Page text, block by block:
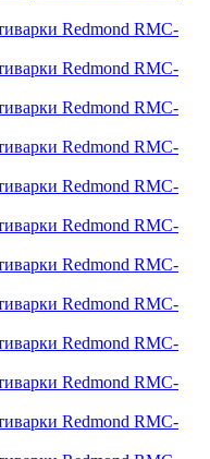
Redmond RMC-
Redmond RMC-
Redmond RMC-
Redmond RMC-
Redmond RMC-
Redmond RMC-
Redmond RMC-
Redmond RMC-
Redmond RMC-
Redmond RMC-
Redmond RMC-